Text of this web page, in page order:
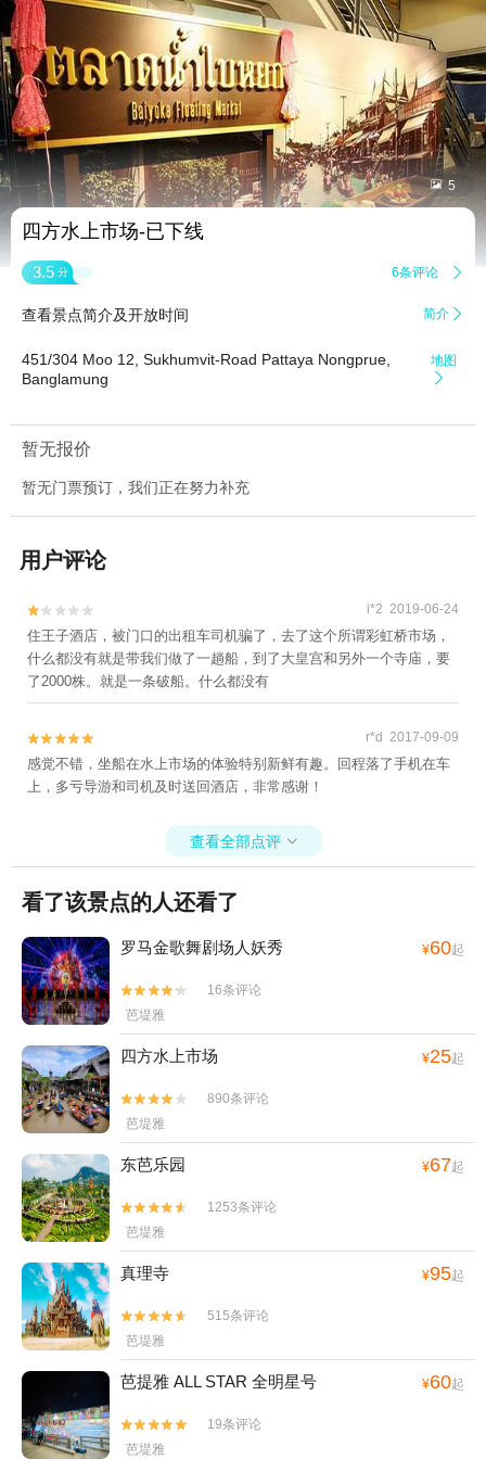
 5
四方水上市场-已下线
3.5 分 6条评论 
查看景点简介及开放时间 简介 
451/304 Moo 12, Sukhumvit-Road Pattaya Nongprue,
Banglamung
地图

暂无报价
暂无门票预订，我们正在努力补充
用户评论

 i*2 2019-06-24
住王子酒店，被门口的出租车司机骗了，去了这个所谓彩虹桥市场，
什么都没有就是带我们做了一趟船，到了大皇宫和另外一个寺庙，要
了2000株。就是一条破船。什么都没有

 r*d 2017-09-09
感觉不错，坐船在水上市场的体验特别新鲜有趣。回程落了手机在车
上，多亏导游和司机及时送回酒店，非常感谢！
查看全部点评 
看了该景点的人还看了
罗马金歌舞剧场人妖秀 ¥60起


16条评论
芭堤雅
四方水上市场 ¥25起


890条评论
芭堤雅
东芭乐园 ¥67起


1253条评论
芭堤雅
真理寺 ¥95起


515条评论
芭堤雅
芭提雅 ALL STAR 全明星号 ¥60起


19条评论
芭堤雅
